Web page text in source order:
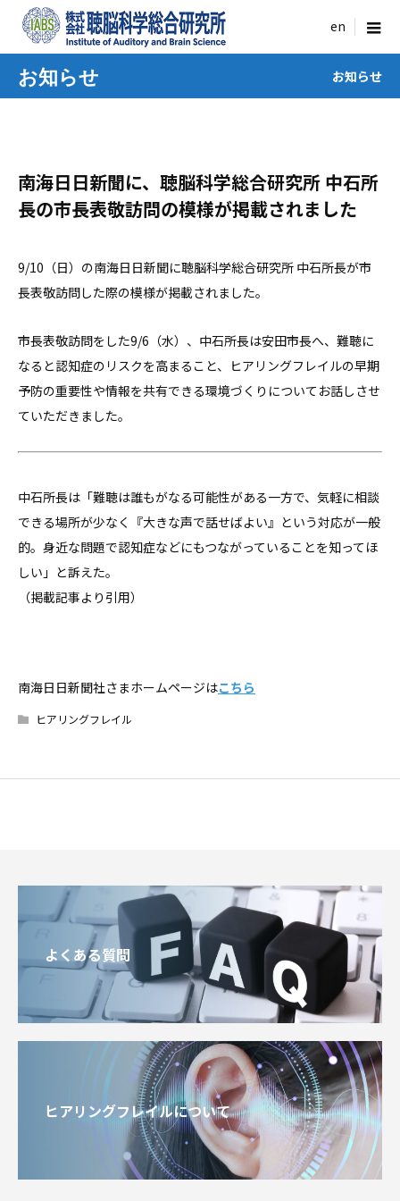
menu
お知らせ お知らせ
南海日日新聞に、聴脳科学総合研究所 中石所
長の市長表敬訪問の模様が掲載されました
9/10（日）の南海日日新聞に聴脳科学総合研究所 中石所長が市
長表敬訪問した際の模様が掲載されました。
市長表敬訪問をした9/6（水）、中石所長は安田市長へ、難聴に
なると認知症のリスクを高まること、ヒアリングフレイルの早期
予防の重要性や情報を共有できる環境づくりについてお話しさせ
ていただきました。
中石所長は「難聴は誰もがなる可能性がある一方で、気軽に相談
できる場所が少なく『大きな声で話せばよい』という対応が一般
的。身近な問題で認知症などにもつながっていることを知ってほ
しい」と訴えた。
（掲載記事より引用）
南海日日新聞社さまホームページはこちら
ヒアリングフレイル
よくある質問
ヒアリングフレイルについて